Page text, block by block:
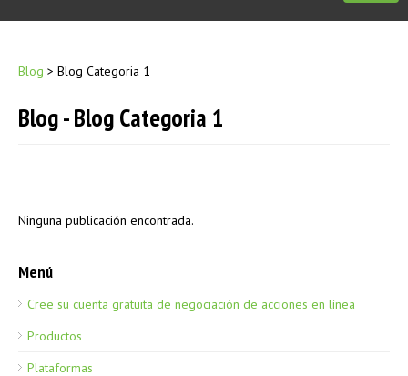
Blog > Blog Categoria 1
Blog - Blog Categoria 1
Ninguna publicación encontrada.
Menú
Cree su cuenta gratuita de negociación de acciones en línea
Productos
Plataformas